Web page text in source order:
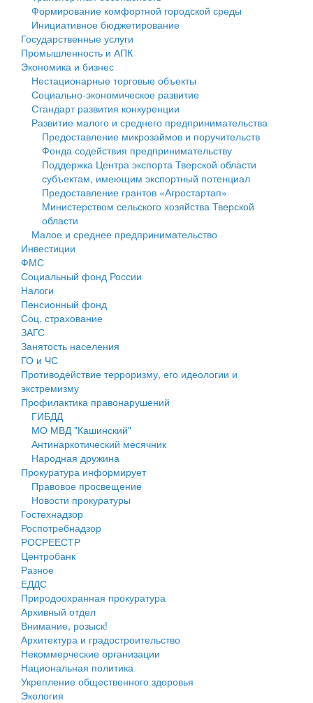
Государственные услуги
Промышленность и АПК
Экономика и бизнес
Символика
Устав
Гостям округа
Туризм
Культура
Образование
Здравоохранение
Социальная защита
Фотоальбом
муниципального округа Тверской области
Администрация Кашинского муниципального округа
Тверской области
Управление сельскими территориями
Открытые данные
Работа с обращениями граждан
Муниципальный контроль
Муниципальные услуги
Проекты административных регламентов
Антимонопольный комплаенс
Противодействие коррупции
Финансовое управление
Бюджет для граждан
Имущество
Выявление правообладателей ранее учтенных
объектов недвижимости
Имущественная поддержка субъектов малого и
среднего предпринимательства
Информационная поддержка субъектов малого и
среднего предпринимательства
Муниципальные программы
Контрольно-счетная палата
Персональные данные
Оценка регулирующего воздействия
Деятельность МУ
Нормативы градостроительного проектирования
Правила землепользования и застройки
Генеральные планы
Проекты планировки территории
Собрание депутатов
Городское поселение
Сельские поселения
Формирование комфортной городской среды
Инициативное бюджетирование
Государственные услуги
Промышленность и АПК
Экономика и бизнес
Нестационарные торговые объекты
Социально-экономическое развитие
Стандарт развития конкуренции
Развитие малого и среднего предпринимательства
Предоставление микрозаймов и поручительств
Фонда содействия предпринимательству
Поддержка Центра экспорта Тверской области
субъектам, имеющим экспортный потенциал
Предоставление грантов «Агростартап»
Министерством сельского хозяйства Тверской
области
Малое и среднее предпринимательство
Инвестиции
ФМС
Социальный фонд России
Налоги
Пенсионный фонд
Соц. страхование
ЗАГС
Занятость населения
ГО и ЧС
Противодействие терроризму, его идеологии и
экстремизму
Профилактика правонарушений
ГИБДД
МО МВД "Кашинский"
Антинаркотический месячник
Народная дружина
Прокуратура информирует
Правовое просвещение
Новости прокуратуры
Гостехнадзор
Роспотребнадзор
РОСРЕЕСТР
Центробанк
Разное
ЕДДС
Природоохранная прокуратура
Архивный отдел
Внимание, розыск!
Архитектура и градостроительство
Некоммерческие организации
Национальная политика
Укрепление общественного здоровья
Экология